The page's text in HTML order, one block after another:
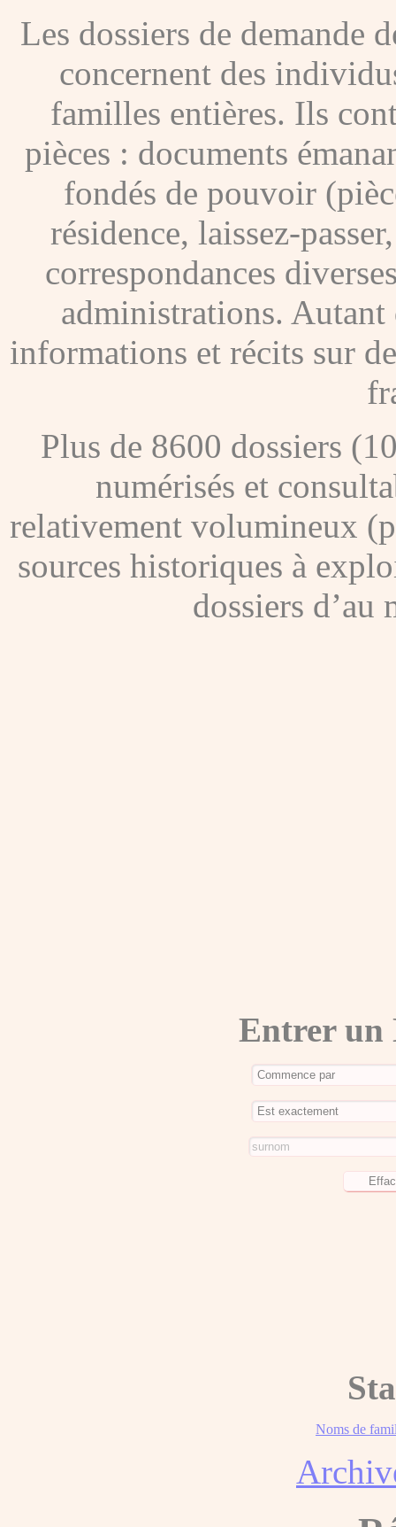
Les dossiers de demande
concernent des
familles entières. Ils
pièces : documents
fondés de pouvoir
résidence, laissez-
correspondances
administrations. Autant
informations et récits sur
Plus de 8600 dossiers
numérisés et
relativement volumineux
sources historiques à
dossiers d’au
Entrer un
Noms de